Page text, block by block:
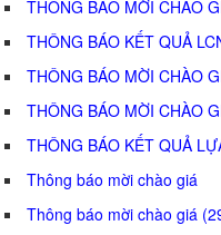
THÔNG BÁO MỜI CHÀO
THÔNG BÁO KẾT QUẢ
THÔNG BÁO MỜI CHÀO
THÔNG BÁO MỜI CHÀO
THÔNG BÁO KẾT QUẢ
Thông báo mời chào giá
Thông báo mời chào giá